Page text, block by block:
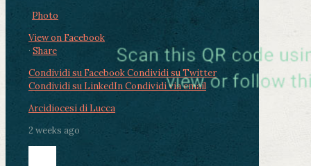
Photo
View on Facebook
· Share
Condividi su FacebookCondividi su Twitter
Condividi su LinkedInCondividi via email
Arcidiocesi di Lucca
2 weeks ago